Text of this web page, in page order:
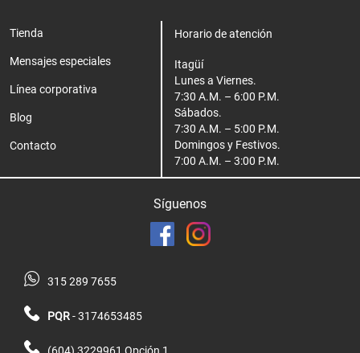
Tienda
Mensajes especiales
Línea corporativa
Blog
Contacto
Horario de atención
Itagüí
Lunes a Viernes.
7:30 A.M. – 6:00 P.M.
Sábados.
7:30 A.M. – 5:00 P.M.
Domingos y Festivos.
7:00 A.M. – 3:00 P.M.
Síguenos
315 289 7655
PQR- 3174653485